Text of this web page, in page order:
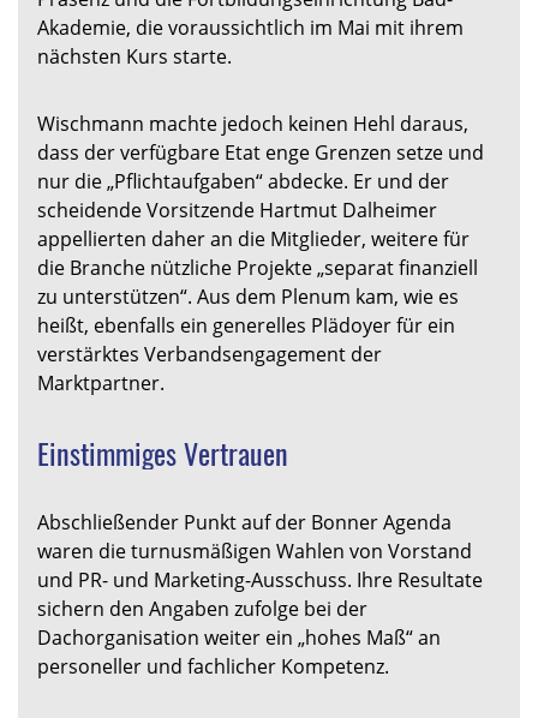
Akademie, die voraussichtlich im Mai mit ihrem
nächsten Kurs starte.
Wischmann machte jedoch keinen Hehl daraus,
dass der verfügbare Etat enge Grenzen setze und
nur die „Pflichtaufgaben“ abdecke. Er und der
scheidende Vorsitzende Hartmut Dalheimer
appellierten daher an die Mitglieder, weitere für
die Branche nützliche Projekte „separat finanziell
zu unterstützen“. Aus dem Plenum kam, wie es
heißt, ebenfalls ein generelles Plädoyer für ein
verstärktes Verbandsengagement der
Marktpartner.
Einstimmiges Vertrauen
Abschließender Punkt auf der Bonner Agenda
waren die turnusmäßigen Wahlen von Vorstand
und PR- und Marketing-Ausschuss. Ihre Resultate
sichern den Angaben zufolge bei der
Dachorganisation weiter ein „hohes Maß“ an
personeller und fachlicher Kompetenz.